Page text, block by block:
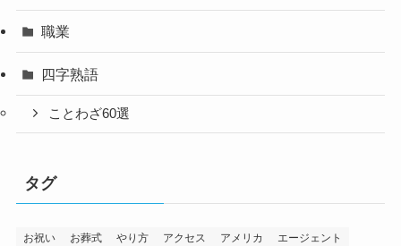
職業
四字熟語
ことわざ60選
タグ
お祝い お葬式 やり方 アクセス アメリカ
エージェント